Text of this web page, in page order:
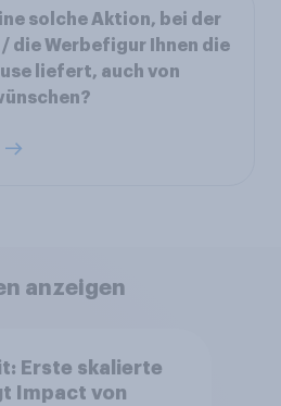
solche Aktion, bei der
die Werbefigur Ihnen die
liefert, auch von
anzeigen
Erste skalierte
Impact von